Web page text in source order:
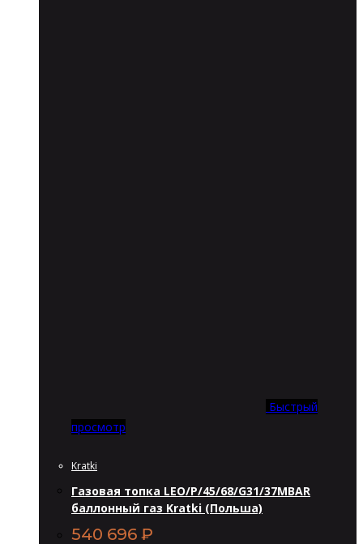
Быстрый
просмотр
Kratki
Газовая топка LEO/P/45/68/G31/37MBAR
баллонный газ Kratki (Польша)
540 696 ₽